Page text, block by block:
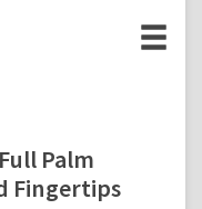
Palm
Fingertips